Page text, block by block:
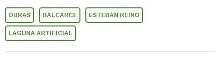
OBRAS BALCARCE ESTEBAN REINO
LAGUNA ARTIFICIAL